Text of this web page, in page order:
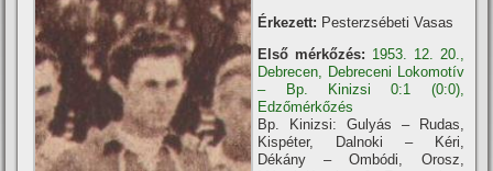
Érkezett: Pesterzsébeti Vasas
Első mérkőzés: 1953. 12. 20.,
Debrecen, Debreceni Lokomotív
– Bp. Kinizsi 0:1 (0:0),
Edzőmérkőzés
Bp. Kinizsi: Gulyás – Rudas,
Kispéter, Dalnoki – Kéri,
Dékány – Ombódi, Orosz,